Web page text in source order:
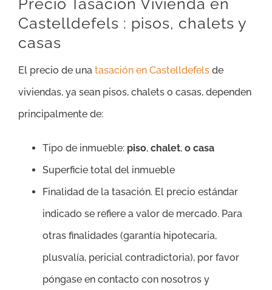
Castelldefels : pisos, chalets y
casas
El precio de una tasación en Castelldefels de
viviendas, ya sean pisos, chalets o casas, dependen
principalmente de:
Tipo de inmueble: piso, chalet, o casa
Superficie total del inmueble
Finalidad de la tasación. El precio estándar
indicado se refiere a valor de mercado. Para
otras finalidades (garantía hipotecaria,
plusvalía, pericial contradictoria), por favor
póngase en contacto con nosotros y